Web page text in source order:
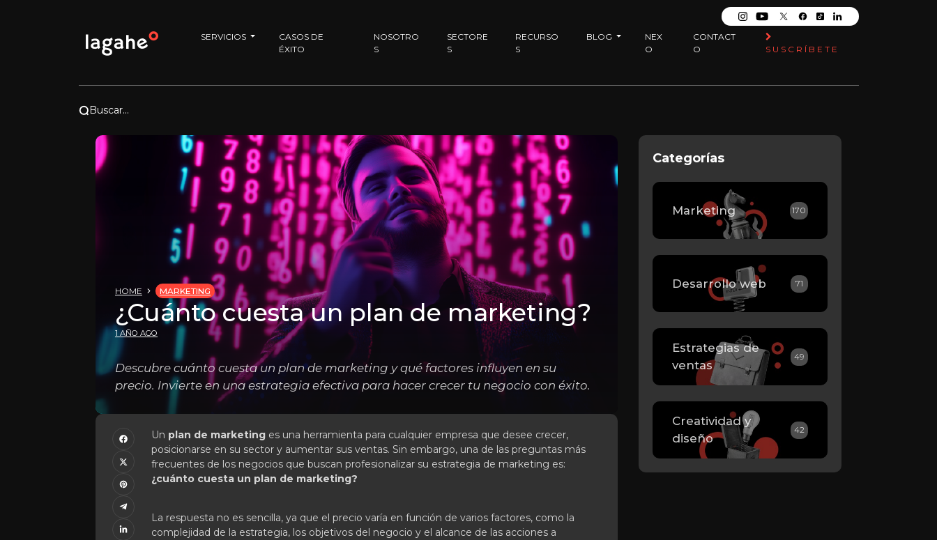
SERVICIOS
CASOS DE
ÉXITO
NOSOTRO
S
SECTORE
S
RECURSO
S
BLOG
NEX
O
CONTACT
O
SUSCRÍBETE
Buscar...
HOME MARKETING
¿Cuánto cuesta un plan de marketing?
1 AÑO AGO
Descubre cuánto cuesta un plan de marketing y qué factores influyen en su
precio. Invierte en una estrategia efectiva para hacer crecer tu negocio con éxito.
Un plan de marketing es una herramienta para cualquier empresa que desee crecer,
posicionarse en su sector y aumentar sus ventas. Sin embargo, una de las preguntas más
frecuentes de los negocios que buscan profesionalizar su estrategia de marketing es:
¿cuánto cuesta un plan de marketing?
La respuesta no es sencilla, ya que el precio varía en función de varios factores, como la
complejidad de la estrategia, los objetivos del negocio y el alcance de las acciones a
Categorías
Marketing 170
Desarrollo web 71
Estrategias de
ventas
49
Creatividad y
diseño
42